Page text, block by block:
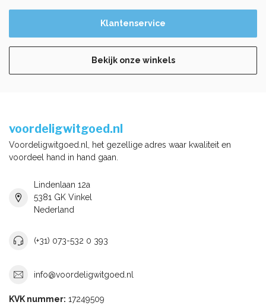
Klantenservice
Bekijk onze winkels
voordeligwitgoed.nl
Voordeligwitgoed.nl, het gezellige adres waar kwaliteit en
voordeel hand in hand gaan.
Lindenlaan 12a
5381 GK Vinkel
Nederland
(+31) 073-532 0 393
info@voordeligwitgoed.nl
KVK nummer: 17249509